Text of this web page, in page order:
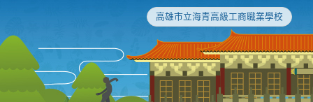
高雄市立海青高級工商職業學校